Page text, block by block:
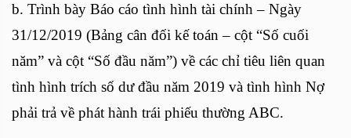
b. Trình bày Báo cáo tình hình tài chính – Ngày
31/12/2019 (Bảng cân đối kế toán – cột “Số cuối
năm” và cột “Số đầu năm”) về các chỉ tiêu liên quan
tình hình trích số dư đầu năm 2019 và tình hình Nợ
phải trả về phát hành trái phiếu thường ABC.